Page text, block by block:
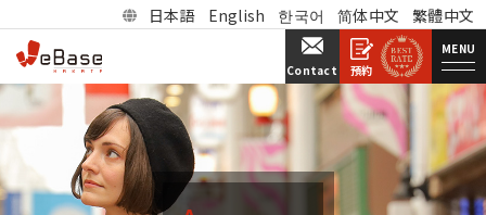
日本語 English 한국어 简体中文 繁體中文
預約
Contact
MENU